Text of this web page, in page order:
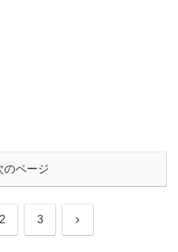
のページ
2 3 次